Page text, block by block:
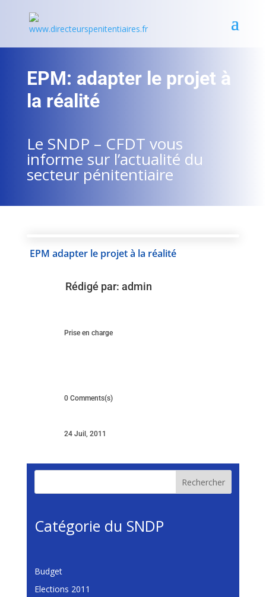
EPM: adapter le projet à
la réalité
Le SNDP – CFDT vous
informe sur l’actualité du
secteur pénitentiaire
EPM adapter le projet à la réalité
Rédigé par: admin
Prise en charge
0 Comments(s)
24 Juil, 2011
Rechercher
Catégorie du SNDP
Budget
Elections 2011